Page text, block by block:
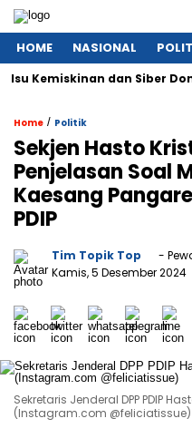
HOME NASIONAL
dan Siber Dominasi
Home / Politik
Sekjen Hasto
Penjelasan Soal
Kaesang
PDIP
Tim Topik Top
-
Kamis, 5 Desember 2024
Sekretaris Jenderal DPP PDIP
(Instagram.com @feliciatissue)